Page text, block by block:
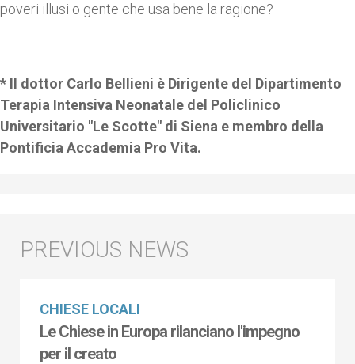
poveri illusi o gente che usa bene la ragione?
------------
* Il dottor Carlo Bellieni è Dirigente del Dipartimento
Terapia Intensiva Neonatale del Policlinico
Universitario "Le Scotte" di Siena e membro della
Pontificia Accademia Pro Vita.
CHIESE LOCALI
Le Chiese in Europa rilanciano l'impegno
per il creato